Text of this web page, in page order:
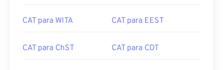
CAT para WITA CAT para EEST
CAT para ChST CAT para CDT